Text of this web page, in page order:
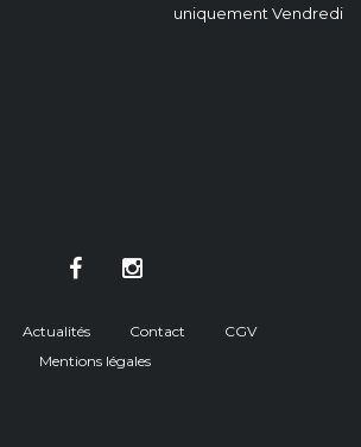
uniquement Vendredi
Actualités Contact
CGV
Mentions légales